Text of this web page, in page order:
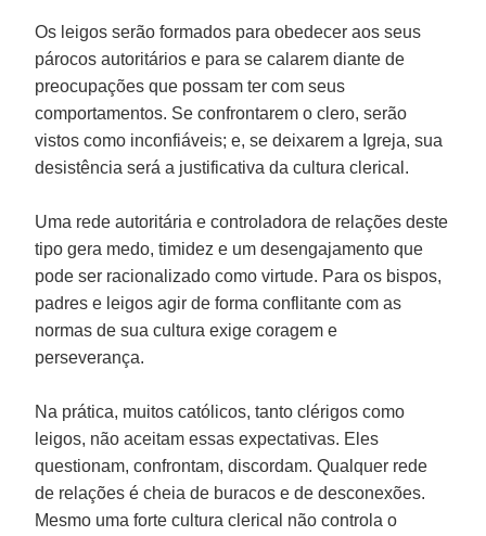
Os leigos serão formados para obedecer aos seus
párocos autoritários e para se calarem diante de
preocupações que possam ter com seus
comportamentos. Se confrontarem o clero, serão
vistos como inconfiáveis; e, se deixarem a Igreja, sua
desistência será a justificativa da cultura clerical.
Uma rede autoritária e controladora de relações deste
tipo gera medo, timidez e um desengajamento que
pode ser racionalizado como virtude. Para os bispos,
padres e leigos agir de forma conflitante com as
normas de sua cultura exige coragem e
perseverança.
Na prática, muitos católicos, tanto clérigos como
leigos, não aceitam essas expectativas. Eles
questionam, confrontam, discordam. Qualquer rede
de relações é cheia de buracos e de desconexões.
Mesmo uma forte cultura clerical não controla o